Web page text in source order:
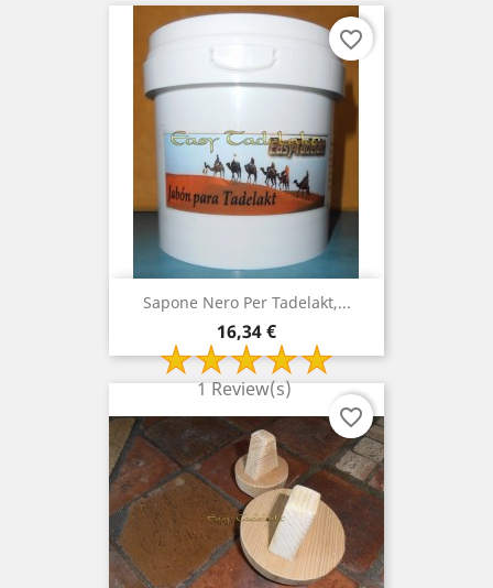
Sapone Nero Per Tadelakt,...
Prezzo
16,34 €
1 Review(s)
favorite_border
favorite_border